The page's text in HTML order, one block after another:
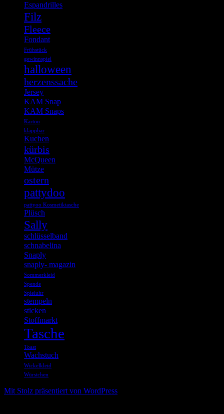
Espandrilles
Filz
Fleece
Fondant
Frühstück
gewinnspiel
halloween
herzenssache
Jersey
KAM Snap
KAM Snaps
Karton
klappbar
Kuchen
kürbis
McQueen
Mütze
ostern
pattydoo
pattyoo Kosmetiktasche
Plüsch
Sally
schlüsselband
schnabelina
Snaply
snaply- magazin
Sommerkleid
Spende
Spieluhr
stempeln
sticken
Stoffmarkt
Tasche
Toast
Wachstuch
Wickelkleid
Würstchen
Mit Stolz präsentiert von WordPress